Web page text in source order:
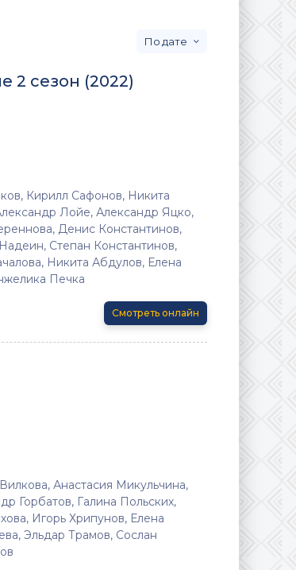
дате
2 сезон (2022)
Кирилл Сафонов, Никита
Лойе, Александр Яцко,
Денис Константинов,
Степан Константинов,
Никита Абдулов, Елена
Печка
Смотреть онлайн
Анастасия Микульчина,
Горбатов, Галина Польских,
Игорь Хрипунов, Елена
Эльдар Трамов, Сослан